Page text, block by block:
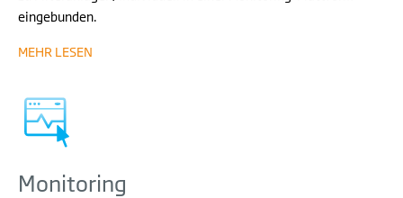
eingebunden.
MEHR LESEN
Monitoring